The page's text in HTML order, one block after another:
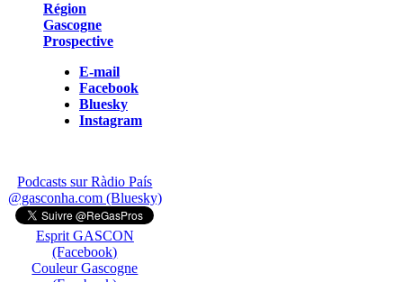
Région
Gascogne
Prospective
E-mail
Facebook
Bluesky
Instagram
Podcasts sur Ràdio País
@gasconha.com (Bluesky)
Esprit GASCON
(Facebook)
Couleur Gascogne